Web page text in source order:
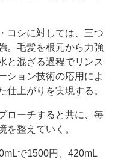
コシに対しては、三つ
。毛髪を根元から力強
と混ざる過程でリンス
ション技術の応用によ
仕上がりを実現する。
ローチすると共に、毎
を整えていく。
で1500円、420mL